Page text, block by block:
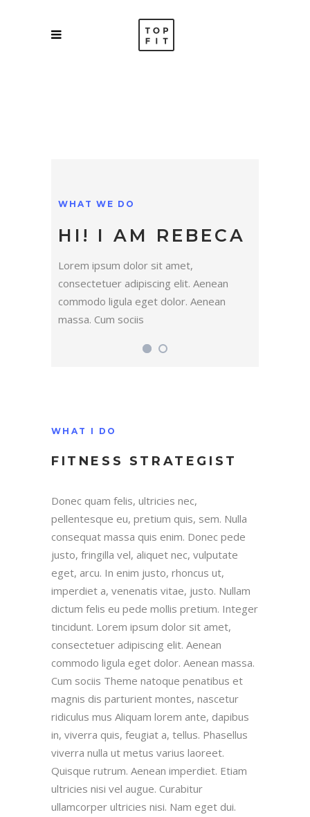
WHAT WE DO
HI! I AM REBECA
Lorem ipsum dolor sit amet,
consectetuer adipiscing elit. Aenean
commodo ligula eget dolor. Aenean
massa. Cum sociis
WHAT I DO
FITNESS STRATEGIST
Donec quam felis, ultricies nec,
pellentesque eu, pretium quis, sem. Nulla
consequat massa quis enim. Donec pede
justo, fringilla vel, aliquet nec, vulputate
eget, arcu. In enim justo, rhoncus ut,
imperdiet a, venenatis vitae, justo. Nullam
dictum felis eu pede mollis pretium. Integer
tincidunt. Lorem ipsum dolor sit amet,
consectetuer adipiscing elit. Aenean
commodo ligula eget dolor. Aenean massa.
Cum sociis Theme natoque penatibus et
magnis dis parturient montes, nascetur
ridiculus mus Aliquam lorem ante, dapibus
in, viverra quis, feugiat a, tellus. Phasellus
viverra nulla ut metus varius laoreet.
Quisque rutrum. Aenean imperdiet. Etiam
ultricies nisi vel augue. Curabitur
ullamcorper ultricies nisi. Nam eget dui.